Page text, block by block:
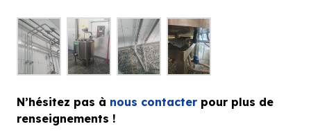
N’hésitez pas à nous contacter pour plus de
renseignements !